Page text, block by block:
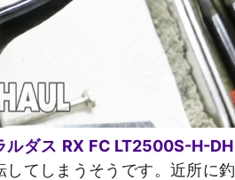
ルダス RX FC LT2500S-H-DH
してしまうそうです。近所に釣